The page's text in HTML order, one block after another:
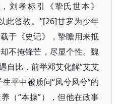
刘孝标引《挚氏世本》
此答敦。”[26]甘罗为少年
于《史记》，摯瞻用来抵
不掩锋芒，尽显个性。魏
自比，前举邓艾化解“艾艾
平中被质问“凤兮凤兮”的
（“本操”），但他在政事